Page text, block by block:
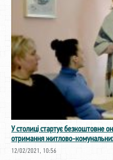
У столиці стартує безкоштовне
отримання житлово-
12/02/2021, 10:56